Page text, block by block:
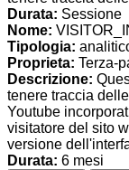
Durata: Sessione
Nome:
Tipologia:
Proprieta: Terza-
Descrizione:
tenere traccia
Youtube
visitatore del sito
versione
Durata: 6 mesi